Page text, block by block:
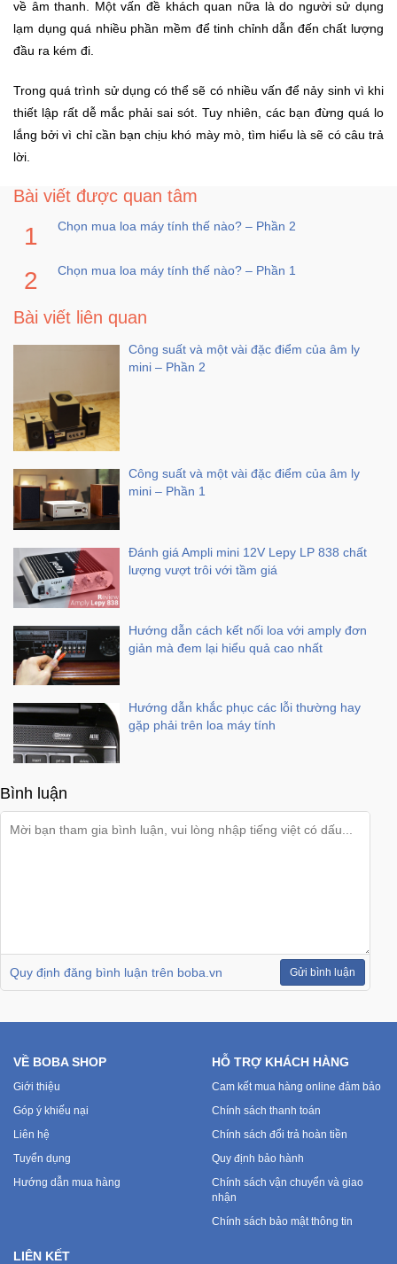
Ô
Máy
chơi
nghệ
Dịch
Mẹ
Và
Bé
về âm thanh. Một vấn đề khách quan nữa là do người sử dụng
lạm dụng quá nhiều phần mềm để tinh chỉnh dẫn đến chất lượng
đầu ra kém đi.
Trong quá trình sử dụng có thể sẽ có nhiều vấn để nảy sinh vì khi
thiết lập rất dễ mắc phải sai sót. Tuy nhiên, các bạn đừng quá lo
lắng bởi vì chỉ cần bạn chịu khó mày mò, tìm hiểu là sẽ có câu trả
lời.
Bài viết được quan tâm
Chọn mua loa máy tính thế nào? – Phần 2
Chọn mua loa máy tính thế nào? – Phần 1
Bài viết liên quan
Công suất và một vài đặc điểm của âm ly
mini – Phần 2
Công suất và một vài đặc điểm của âm ly
mini – Phần 1
Đánh giá Ampli mini 12V Lepy LP 838 chất
lượng vượt trôi với tầm giá
Hướng dẫn cách kết nối loa với amply đơn
giản mà đem lại hiểu quả cao nhất
Hướng dẫn khắc phục các lỗi thường hay
gặp phải trên loa máy tính
Bình luận
Quy định đăng bình luận trên boba.vn Gửi bình luận
VỀ BOBA SHOP
Giới thiệu
Góp ý khiếu nại
Liên hệ
Tuyển dụng
Hướng dẫn mua hàng
HỖ TRỢ KHÁCH HÀNG
Cam kết mua hàng online đảm bảo
Chính sách thanh toán
Chính sách đổi trả hoàn tiền
Quy định bảo hành
Chính sách vận chuyển và giao
nhận
Chính sách bảo mật thông tin
LIÊN KẾT